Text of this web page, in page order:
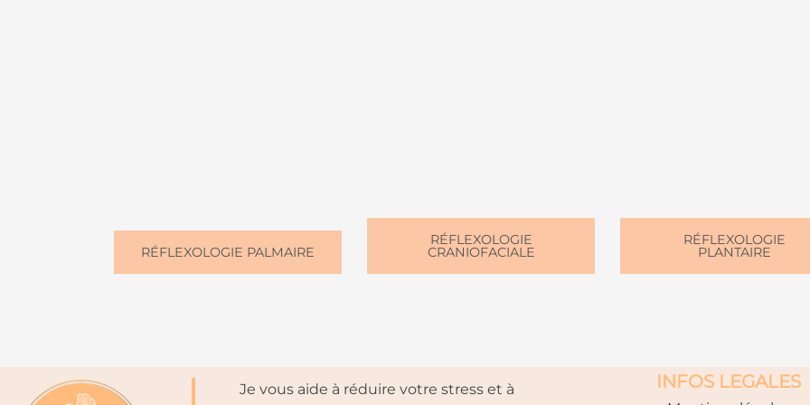
RÉFLEXOLOGIE PALMAIRE
RÉFLEXOLOGIE
CRANIOFACIALE
RÉFLEXOLOGIE
PLANTAIRE
Je vous aide à réduire votre stress et à
INFOS LEGALES